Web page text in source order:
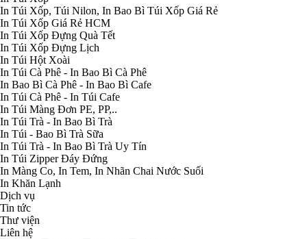
In Túi Xốp, Túi Nilon, In Bao Bì Túi Xốp Giá Rẻ
In Túi Xốp Giá Rẻ HCM
In Túi Xốp Đựng Quà Tết
In Túi Xốp Đựng Lịch
In Túi Hột Xoài
In Túi Cà Phê - In Bao Bì Cà Phê
In Bao Bì Cà Phê - In Bao Bì Cafe
In Túi Cà Phê - In Túi Cafe
In Túi Màng Đơn PE, PP,..
In Túi Trà - In Bao Bì Trà
In Túi - Bao Bì Trà Sữa
In Túi Trà - In Bao Bì Trà Uy Tín
In Túi Zipper Đáy Đứng
In Màng Co, In Tem, In Nhãn Chai Nước Suối
In Khăn Lạnh
Dịch vụ
Tin tức
Thư viện
Liên hệ